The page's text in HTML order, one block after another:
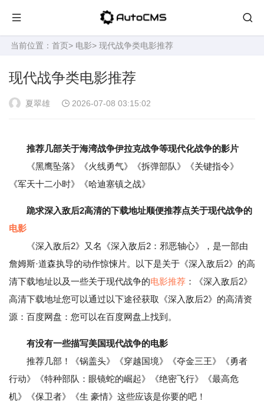
当前位置： 首页> 电影> 现代战争类电影推荐
现代战争类电影推荐
夏翠雄 2026-07-08 03:15:02
推荐几部关于海湾战争伊拉克战争等现代化战争的影片
《黑鹰坠落》《火线勇气》《拆弹部队》《关键指令》
《军天十二小时》《哈迪塞镇之战》
跪求深入敌后2高清的下载地址顺便推荐点关于现代战争的
电影
《深入敌后2》又名《深入敌后2：邪恶轴心》，是一部由
詹姆斯·道森执导的动作惊悚片。以下是关于《深入敌后2》的高
清下载地址以及一些关于现代战争的电影推荐 ：《深入敌后2》
高清下载地址您可以通过以下途径获取《深入敌后2》的高清资
源：百度网盘：您可以在百度网盘上找到。
有没有一些描写美国现代战争的电影
推荐几部！《锅盖头》《穿越国境》《夺金三王》《勇者
行动》《特种部队：眼镜蛇的崛起》《绝密飞行》《最高危
机》《保卫者》《生 豪情》这些应该是你要的吧！